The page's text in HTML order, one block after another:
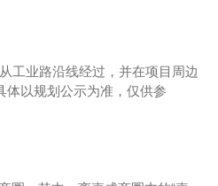
工业路沿线经过，并在项目周边
体以规划公示为准，仅供参